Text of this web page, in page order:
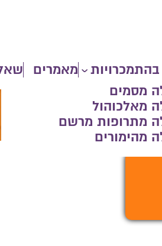
מסמים
מאלכוהול
מתרופות מרשם
מהימורים
מאמרים
מסמים פרטי